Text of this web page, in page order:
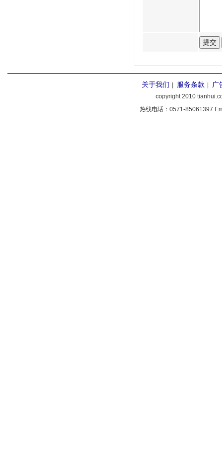
关于我们 服务条款 广
copyright 2010
热线电话：0571-85061397